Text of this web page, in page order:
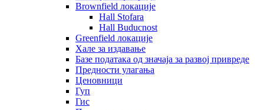
Brownfield локације
Hall Stofara
Hall Buducnost
Greenfield локације
Хале за издавање
Базе података од значаја за развој привреде
Предности улагања
Ценовници
Гуп
Гис